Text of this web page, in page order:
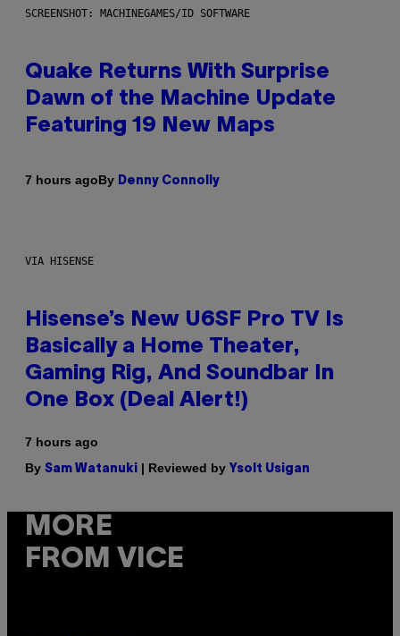
SCREENSHOT: MACHINEGAMES/ID SOFTWARE
Quake Returns With Surprise
Dawn of the Machine Update
Featuring 19 New Maps
7 hours agoBy Denny Connolly
VIA HISENSE
Hisense’s New U6SF Pro TV Is
Basically a Home Theater,
Gaming Rig, And Soundbar In
One Box (Deal Alert!)
7 hours ago
By Sam Watanuki | Reviewed by Ysolt Usigan
MORE
FROM VICE